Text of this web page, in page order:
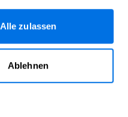
Alle zulassen
Ablehnen